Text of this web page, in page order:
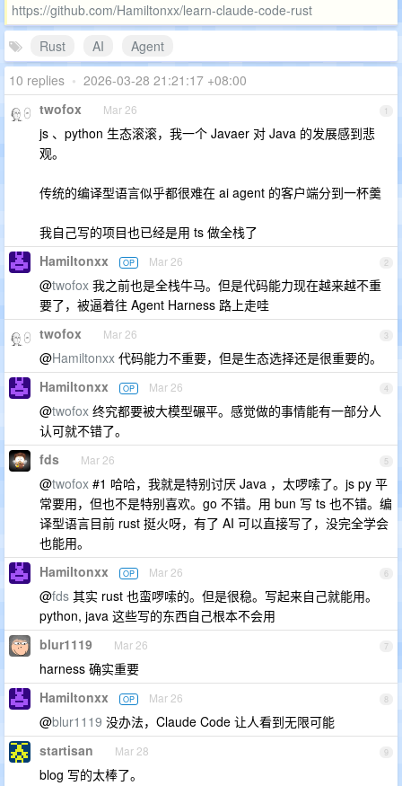
https://github.com/Hamiltonxx/learn-claude-code-rust
Rust
AI
Agent
10 replies • 2026-03-28 21:21:17 +08:00
1
twofox Mar 26
js 、python 生态滚滚，我一个 Javaer 对 Java 的发展感到悲
观。
传统的编译型语言似乎都很难在 ai agent 的客户端分到一杯羹
我自己写的项目也已经是用 ts 做全栈了
2
Hamiltonxx OP Mar 26
@twofox 我之前也是全栈牛马。但是代码能力现在越来越不重
要了，被逼着往 Agent Harness 路上走哇
3
twofox Mar 26
@Hamiltonxx 代码能力不重要，但是生态选择还是很重要的。
4
Hamiltonxx OP Mar 26
@twofox 终究都要被大模型碾平。感觉做的事情能有一部分人
认可就不错了。
5
fds Mar 26
@twofox #1 哈哈，我就是特别讨厌 Java ，太啰嗦了。js py 平
常要用，但也不是特别喜欢。go 不错。用 bun 写 ts 也不错。编
译型语言目前 rust 挺火呀，有了 AI 可以直接写了，没完全学会
也能用。
6
Hamiltonxx OP Mar 26
@fds 其实 rust 也蛮啰嗦的。但是很稳。写起来自己就能用。
python, java 这些写的东西自己根本不会用
7
blur1119 Mar 26
harness 确实重要
8
Hamiltonxx OP Mar 26
@blur1119 没办法，Claude Code 让人看到无限可能
9
startisan Mar 28
blog 写的太棒了。